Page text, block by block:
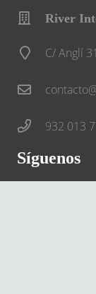
River
C/ Anglí
932 013
Síguenos